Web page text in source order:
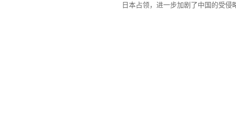
日本占领，进一步加剧了中国的受侵